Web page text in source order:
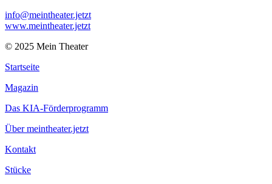
info@meintheater.jetzt
www.meintheater.jetzt
© 2025 Mein Theater
Startseite
Magazin
Das KIA-Förderprogramm
Über meintheater.jetzt
Kontakt
Stücke